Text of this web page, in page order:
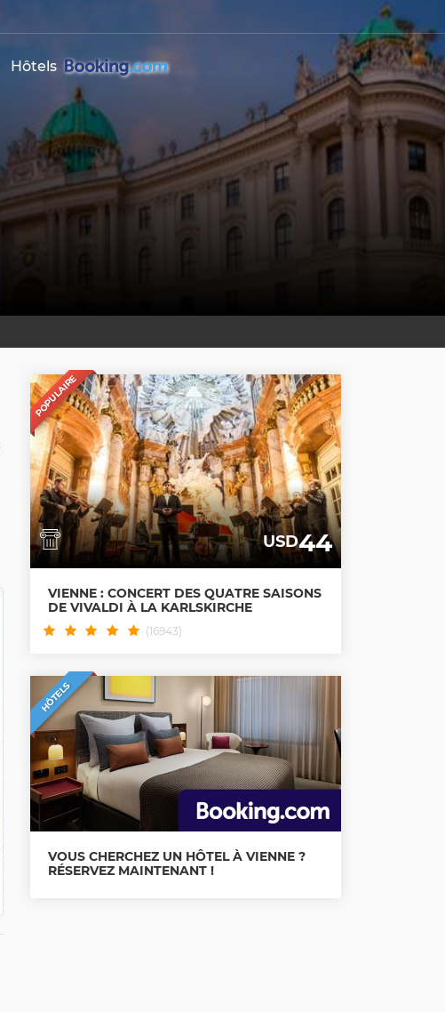
Hôtels
POPULAIRE
USD44
VIENNE : CONCERT DES QUATRE SAISONS
DE VIVALDI À LA KARLSKIRCHE
(16943)
HÔTELS
VOUS CHERCHEZ UN HÔTEL À VIENNE ?
RÉSERVEZ MAINTENANT !